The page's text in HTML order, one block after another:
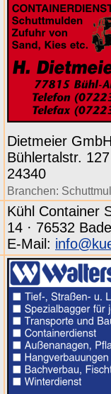
Dietmeier
Bühlertalstr.
24340
Branchen:
Kühl Container
14 · 76532
E-Mail: